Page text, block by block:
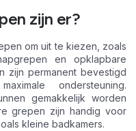
zijn er?
om uit te kiezen, zoals
en opklapbare
zijn permanent bevestigd
ondersteuning.
gemakkelijk worden
grepen zijn handig voor
kleine badkamers.